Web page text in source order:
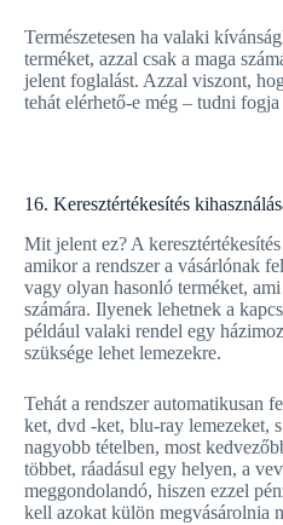
Természetesen ha valaki
terméket, azzal csak a maga
jelent foglalást. Azzal viszont,
tehát elérhető-e még – tudni
16. Keresztértékesítés
Mit jelent ez? A
amikor a rendszer a vásárlónak
vagy olyan hasonló terméket, ami
számára. Ilyenek lehetnek a
például valaki rendel egy
szüksége lehet lemezekre.
Tehát a rendszer automatikusan
ket, dvd -ket, blu-ray lemezeket,
nagyobb tételben, most
többet, ráadásul egy helyen, a
meggondolandó, hiszen ezzel
kell azokat külön megvásárolnia